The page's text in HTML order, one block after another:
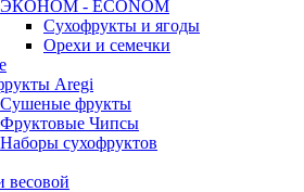
ЭКОНОМ - ECONOM
Сухофрукты и ягоды
Орехи и семечки
Aregi
Сушеные фрукты
Фруктовые Чипсы
Наборы сухофруктов
весовой